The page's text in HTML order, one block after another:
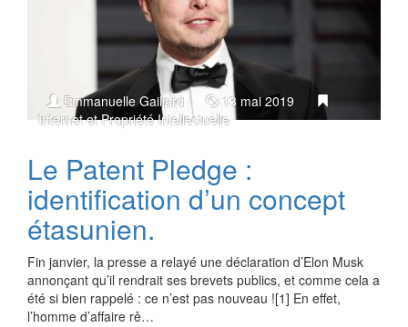
Emmanuelle Gaillard
13 mai 2019
Internet et Propriété Intellectuelle
Le Patent Pledge :
identification d’un concept
étasunien.
Fin janvier, la presse a relayé une déclaration d’Elon Musk
annonçant qu’il rendrait ses brevets publics, et comme cela a
été si bien rappelé : ce n’est pas nouveau ![1] En effet,
l’homme d’affaire rê…